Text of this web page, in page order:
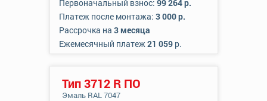
Первоначальный взнос: 99 264 р.
Платеж после монтажа: 3 000 р.
Рассрочка на 3 месяца
Ежемесячный платеж21 059р.
Тип 3712 R ПО
Эмаль RAL 7047